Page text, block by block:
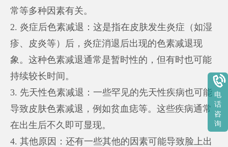
常等多种因素有关。
2. 炎症后色素减退：这是指在皮肤发生炎症（如湿
疹、皮炎等）后，炎症消退后出现的色素减退现
象。这种色素减退通常是暂时性的，但有时也可能
持续较长时间。
3. 先天性色素减退：一些罕见的先天性疾病也可能
导致皮肤色素减退，例如贫血痣等。这些疾病通常
在出生后不久即可显现。
4. 其他原因：还有一些其他的因素可能导致脸上出
电
话
咨
询